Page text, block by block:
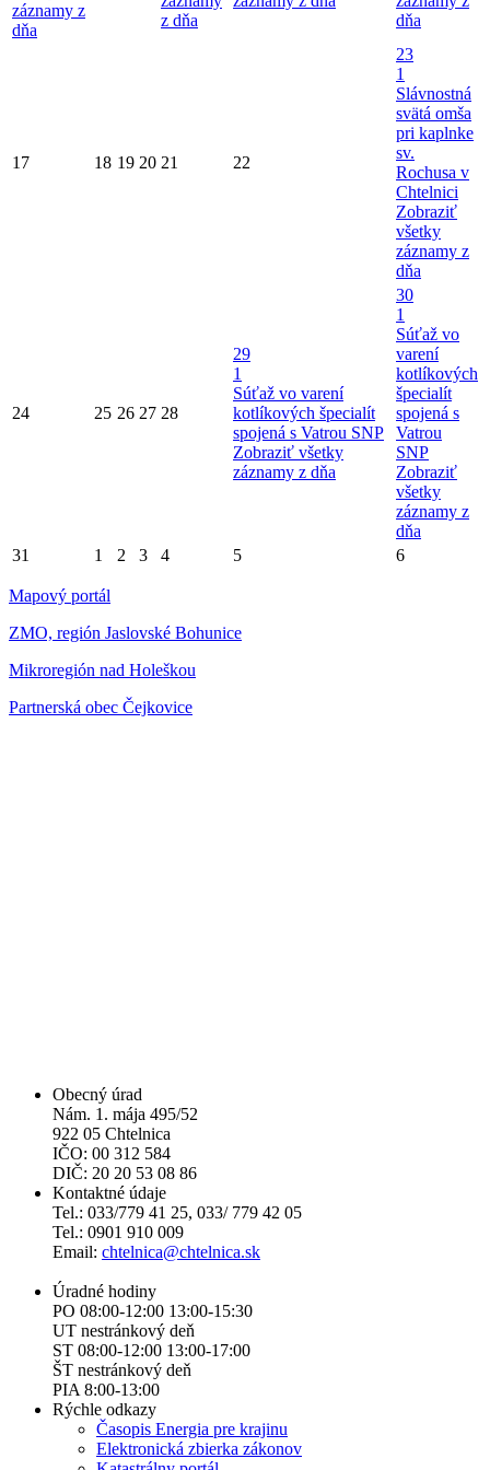
záznamy z
dňa
z dňa
dňa
17 18 19 20 21 22
23
1
Slávnostná
svätá omša
pri kaplnke
sv.
Rochusa v
Chtelnici
Zobraziť
všetky
záznamy z
dňa
24 25 26 27 28
29
1
Súťaž vo varení
kotlíkových špecialít
spojená s Vatrou SNP
Zobraziť všetky
záznamy z dňa
30
1
Súťaž vo
varení
kotlíkových
špecialít
spojená s
Vatrou
SNP
Zobraziť
všetky
záznamy z
dňa
31
1 2 3 4 5 6
Mapový portál
ZMO, región Jaslovské Bohunice
Mikroregión nad Holeškou
Partnerská obec Čejkovice
Obecný úrad
Nám. 1. mája 495/52
922 05 Chtelnica
IČO: 00 312 584
DIČ: 20 20 53 08 86
Kontaktné údaje
Tel.: 033/779 41 25, 033/ 779 42 05
Tel.: 0901 910 009
Email: chtelnica@chtelnica.sk
Úradné hodiny
PO 08:00-12:00 13:00-15:30
UT nestránkový deň
ST 08:00-12:00 13:00-17:00
ŠT nestránkový deň
PIA 8:00-13:00
Rýchle odkazy
Časopis Energia pre krajinu
Elektronická zbierka zákonov